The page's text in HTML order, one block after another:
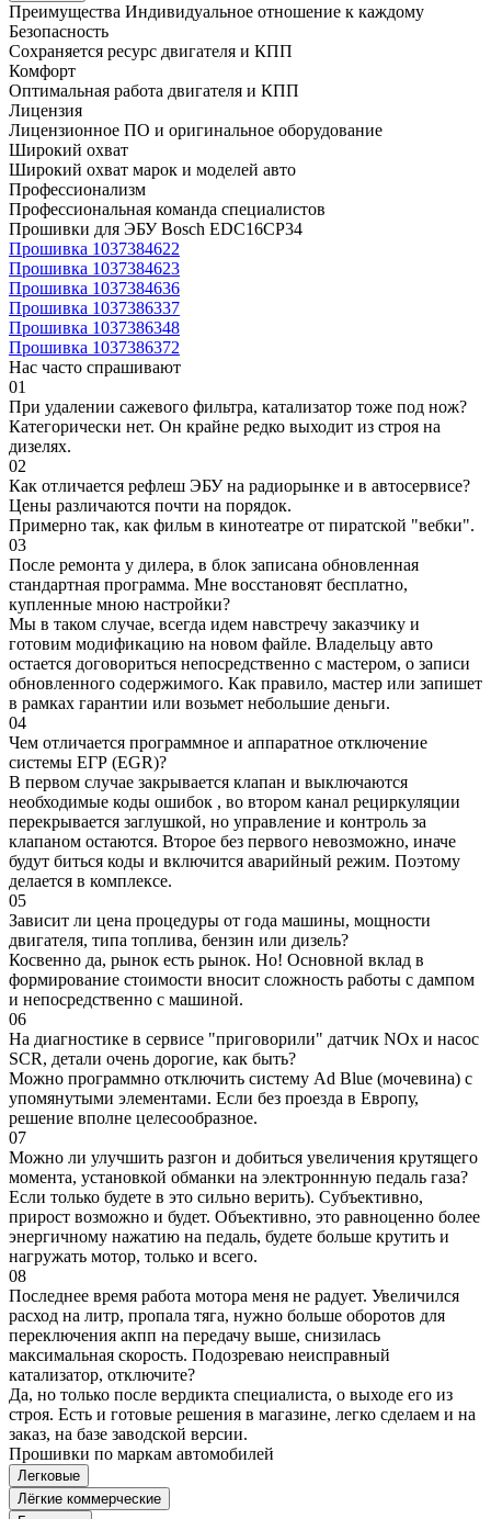
Преимущества Индивидуальное отношение к каждому
Безопасность
Сохраняется ресурс двигателя и КПП
Комфорт
Оптимальная работа двигателя и КПП
Лицензия
Лицензионное ПО и оригинальное оборудование
Широкий охват
Широкий охват марок и моделей авто
Профессионализм
Профессиональная команда специалистов
Прошивки для ЭБУ Bosch EDC16CP34
Прошивка 1037384622
Прошивка 1037384623
Прошивка 1037384636
Прошивка 1037386337
Прошивка 1037386348
Прошивка 1037386372
Нас часто спрашивают
01
При удалении сажевого фильтра, катализатор тоже под нож?
Категорически нет. Он крайне редко выходит из строя на
дизелях.
02
Как отличается рефлеш ЭБУ на радиорынке и в автосервисе?
Цены различаются почти на порядок.
Примерно так, как фильм в кинотеатре от пиратской "вебки".
03
После ремонта у дилера, в блок записана обновленная
стандартная программа. Мне восстановят бесплатно,
купленные мною настройки?
Мы в таком случае, всегда идем навстречу заказчику и
готовим модификацию на новом файле. Владельцу авто
остается договориться непосредственно с мастером, о записи
обновленного содержимого. Как правило, мастер или запишет
в рамках гарантии или возьмет небольшие деньги.
04
Чем отличается программное и аппаратное отключение
системы ЕГР (EGR)?
В первом случае закрывается клапан и выключаются
необходимые коды ошибок , во втором канал рециркуляции
перекрывается заглушкой, но управление и контроль за
клапаном остаются. Второе без первого невозможно, иначе
будут биться коды и включится аварийный режим. Поэтому
делается в комплексе.
05
Зависит ли цена процедуры от года машины, мощности
двигателя, типа топлива, бензин или дизель?
Косвенно да, рынок есть рынок. Но! Основной вклад в
формирование стоимости вносит сложность работы с дампом
и непосредственно с машиной.
06
На диагностике в сервисе "приговорили" датчик NOx и насос
SCR, детали очень дорогие, как быть?
Можно программно отключить систему Ad Blue (мочевина) с
упомянутыми элементами. Если без проезда в Европу,
решение вполне целесообразное.
07
Можно ли улучшить разгон и добиться увеличения крутящего
момента, установкой обманки на электроннную педаль газа?
Если только будете в это сильно верить). Субъективно,
прирост возможно и будет. Объективно, это равноценно более
энергичному нажатию на педаль, будете больше крутить и
нагружать мотор, только и всего.
08
Последнее время работа мотора меня не радует. Увеличился
расход на литр, пропала тяга, нужно больше оборотов для
переключения акпп на передачу выше, снизилась
максимальная скорость. Подозреваю неисправный
катализатор, отключите?
Да, но только после вердикта специалиста, о выходе его из
строя. Есть и готовые решения в магазине, легко сделаем и на
заказ, на базе заводской версии.
Прошивки по маркам автомобилей
Легковые
Лёгкие коммерческие